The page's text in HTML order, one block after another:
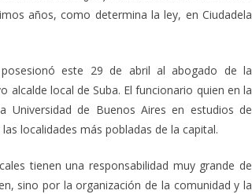
años, como determina la ley, en Ciudadela
este 29 de abril al abogado de la
alcalde local de Suba. El funcionario quien en la
Universidad de Buenos Aires en estudios de
localidades más pobladas de la capital.
tienen una responsabilidad muy grande de
sino por la organización de la comunidad y la